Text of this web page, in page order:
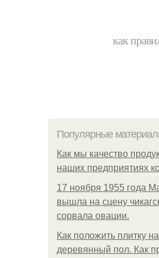
как
Популярные
Как мы качество
наших предприятиях
17 ноября 1955 года
вышла на сцену
сорвала овации.
Как положить плитку на
деревянный пол. Как